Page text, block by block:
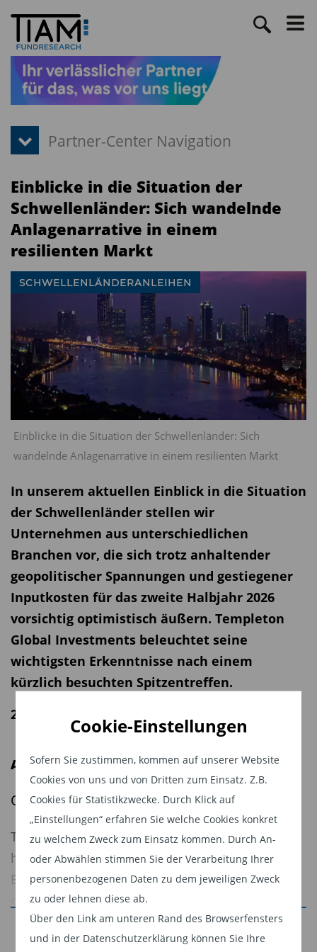
Cookie-Einstellungen
Sofern Sie zustimmen, kommen auf unserer Website
Cookies von uns und von Dritten zum Einsatz. Z.B.
Cookies für Statistikzwecke. Durch Klick auf
„Einstellungen“ erfahren Sie welche Cookies konkret
zu welchem Zweck zum Einsatz kommen. Durch An-
oder Abwählen stimmen Sie der Verarbeitung Ihrer
personenbezogenen Daten zu dem jeweiligen Zweck
zu oder lehnen diese ab.
Über den Link am unteren Rand des Browserfensters
und in der Datenschutzerklärung können Sie Ihre
Einblicke in die Situation der
Schwellenländer: Sich wandelnde
Anlagenarrative in einem
resilienten Markt
Einblicke in die Situation der Schwellenländer: Sich
wandelnde Anlagenarrative in einem resilienten Markt
SCHWELLENLÄNDERANLEIHEN
In unserem aktuellen Einblick in die Situation
der Schwellenländer stellen wir
Unternehmen aus unterschiedlichen
Branchen vor, die sich trotz anhaltender
geopolitischer Spannungen und gestiegener
Inputkosten für das zweite Halbjahr 2026
vorsichtig optimistisch äußern. Templeton
Global Investments beleuchtet seine
wichtigsten Erkenntnisse nach einem
kürzlich besuchten Spitzentreffen.
26.06.2026 | 12:05 Uhr
Ausblick
Optimismus für das zweite Halbjahr 2026
Trotz anhaltender geopolitischer Spannungen
haben sich Unternehmen aus verschiedenen
Branchen für das zweite Halbjahr 2026 vorsichtig
optimistisch geäußert. Ein südkoreanischer
Autobauer und ein globaler Hersteller von
Elektrowerkzeugen unterstrichen in ihrem
Jetzt weiterlesen